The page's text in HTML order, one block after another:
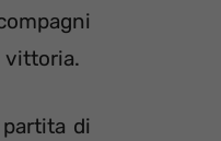
vittoria.
di